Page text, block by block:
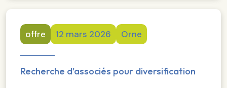
offre 12 mars 2026 Orne
Recherche d'associés pour diversification